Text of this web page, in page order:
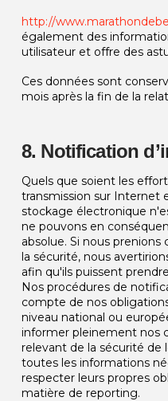
http://
également des
utilisateur et offre des
Ces données sont
mois après la fin de la
8. Notification
Quels que soient les
transmission sur Internet
stockage électronique
ne pouvons en
absolue. Si nous
la sécurité, nous
afin qu'ils puissent
Nos procédures de
compte de nos
niveau national ou
informer pleinement nos
relevant de la sécurité
toutes les informations
respecter leurs propres
matière de reporting.